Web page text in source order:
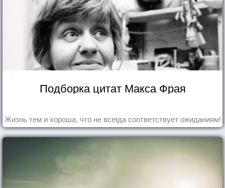
Подборка цитат Макса Фрая
Жизнь тем и хороша, что не всегда соответствует ожиданиям!